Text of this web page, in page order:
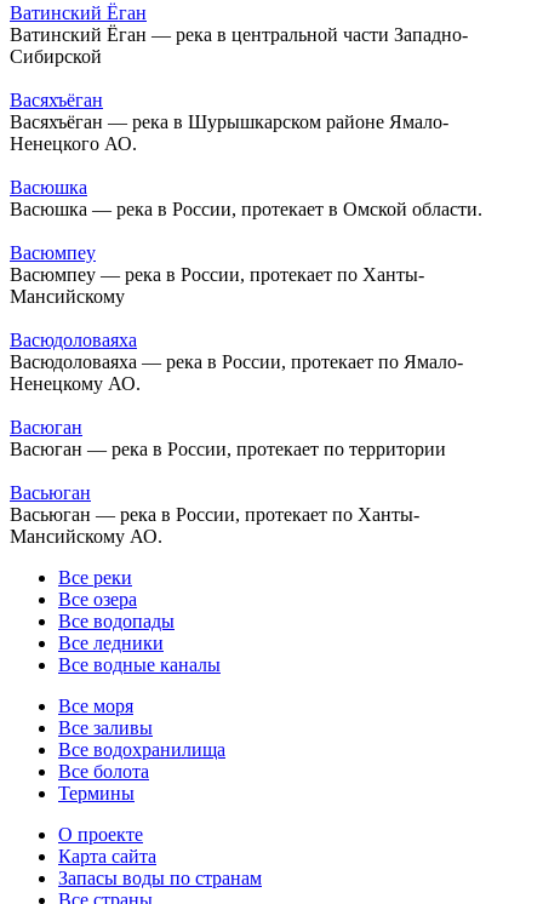
Ватинский Ёган
Ватинский Ёган — река в центральной части Западно-
Сибирской
Васяхъёган
Васяхъёган — река в Шурышкарском районе Ямало-
Ненецкого АО.
Васюшка
Васюшка — река в России, протекает в Омской области.
Васюмпеу
Васюмпеу — река в России, протекает по Ханты-
Мансийскому
Васюдоловаяха
Васюдоловаяха — река в России, протекает по Ямало-
Ненецкому АО.
Васюган
Васюган — река в России, протекает по территории
Васьюган
Васьюган — река в России, протекает по Ханты-
Мансийскому АО.
Все реки
Все озера
Все водопады
Все ледники
Все водные каналы
Все моря
Все заливы
Все водохранилища
Все болота
Термины
О проекте
Карта сайта
Запасы воды по странам
Все страны